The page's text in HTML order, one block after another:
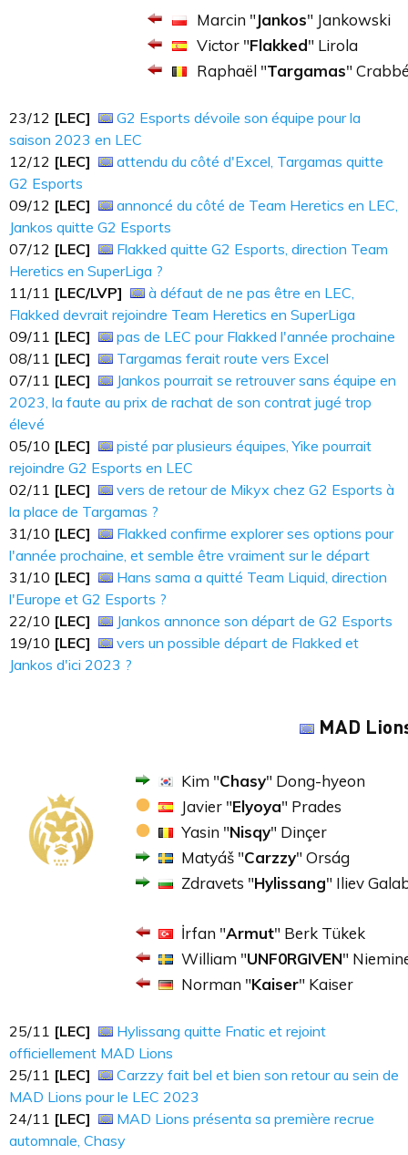
Marcin "Jankos" Jankowski
Victor "Flakked" Lirola
Raphaël "Targamas"
23​​​/12 [LEC]
G2 Esports dévoile son équipe pour la
saison 2023 en LEC
12​​​/12 [LEC]
attendu du côté d'Excel, Targamas quitte
G2 Esports
09​​​/12 [LEC]
annoncé du côté de Team Heretics en LEC,
Jankos quitte G2 Esports
07​​​/12 [LEC]
Flakked quitte G2 Esports, direction Team
Heretics en SuperLiga ?
11​​​/11 [LEC/LVP]
à défaut de ne pas être en LEC,
Flakked devrait rejoindre Team Heretics en SuperLiga
09​​​/11 [LEC]
pas de LEC pour Flakked l'année prochaine
08/11 [LEC]
Targamas ferait route vers Excel
07/11 [LEC]
Jankos pourrait se retrouver sans équipe en
2023, la faute au prix de rachat de son contrat jugé trop
élevé
05​​​/10 [LEC]
pisté par plusieurs équipes, Yike pourrait
rejoindre G2 Esports en LEC
02/11 [LEC]
vers de retour de Mikyx chez G2 Esports à
la place de Targamas ?
31/10 [LEC]
Flakked confirme explorer ses options pour
l'année prochaine, et semble être vraiment sur le départ
31/10 [LEC]
Hans sama a quitté Team Liquid, direction
l'Europe et G2 Esports ?
22/10 [LEC]
Jankos annonce son départ de G2 Esports
19/10 [LEC]
vers un possible départ de Flakked et
Jankos d'ici 2023 ?
MAD
Kim "Chasy" Dong-hyeon
Javier "Elyoya" Prades
Yasin "Nisqy" Dinçer
Matyáš "Carzzy" Orság
Zdravets "Hylissang" Iliev
İrfan "Armut" Berk Tükek
William "UNF0RGIVEN"
Norman "Kaiser" Kaiser
25​​​/11 [LEC]
Hylissang quitte Fnatic et rejoint
officiellement MAD Lions
25​​​/11 [LEC]
Carzzy fait bel et bien son retour au sein de
MAD Lions pour le LEC 2023
24​​​/11 [LEC]
MAD Lions présenta sa première recrue
automnale, Chasy